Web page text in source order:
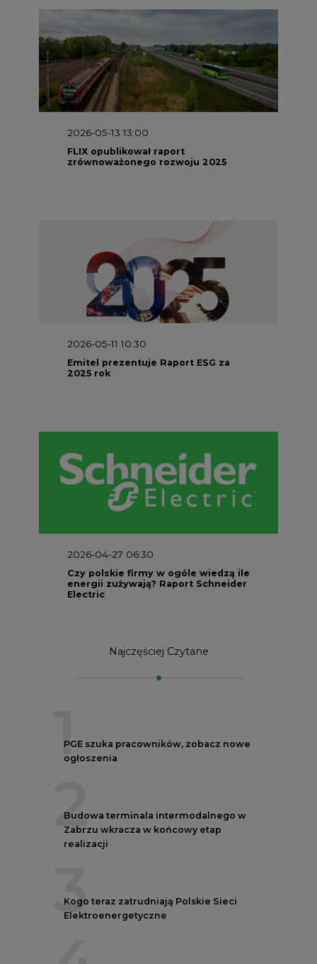
2026-05-13 13:00
FLIX opublikował raport
zrównoważonego rozwoju 2025
2026-05-11 10:30
Emitel prezentuje Raport ESG za
2025 rok
2026-04-27 06:30
Czy polskie firmy w ogóle wiedzą ile
energii zużywają? Raport Schneider
Electric
Najczęściej Czytane
1
PGE szuka pracowników, zobacz nowe
ogłoszenia
2
Budowa terminala intermodalnego w
Zabrzu wkracza w końcowy etap
realizacji
3
Kogo teraz zatrudniają Polskie Sieci
Elektroenergetyczne